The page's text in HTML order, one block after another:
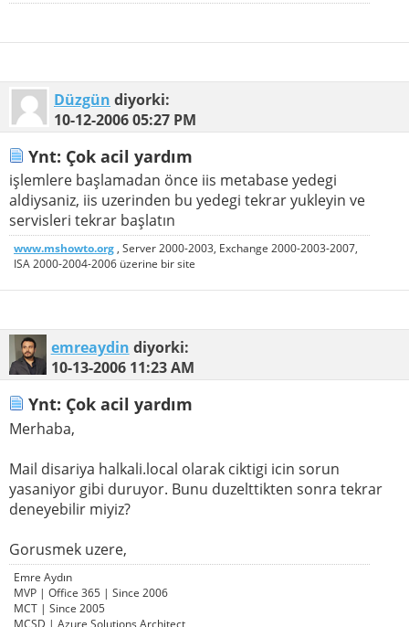
Düzgün diyorki:
10-12-200605:27 PM
Ynt: Çok acil yardım
işlemlere başlamadan önce iis metabase yedegi
aldiysaniz, iis uzerinden bu yedegi tekrar yukleyin ve
servisleri tekrar başlatın
www.mshowto.org , Server 2000-2003, Exchange 2000-2003-2007,
ISA 2000-2004-2006 üzerine bir site
emreaydin diyorki:
10-13-2006 11:23 AM
Ynt: Çok acil yardım
Merhaba,
Mail disariya halkali.local olarak ciktigi icin sorun
yasaniyor gibi duruyor. Bunu duzelttikten sonra tekrar
deneyebilir miyiz?
Gorusmek uzere,
Emre Aydın
MVP | Office 365 | Since 2006
MCT | Since 2005
MCSD | Azure Solutions Architect